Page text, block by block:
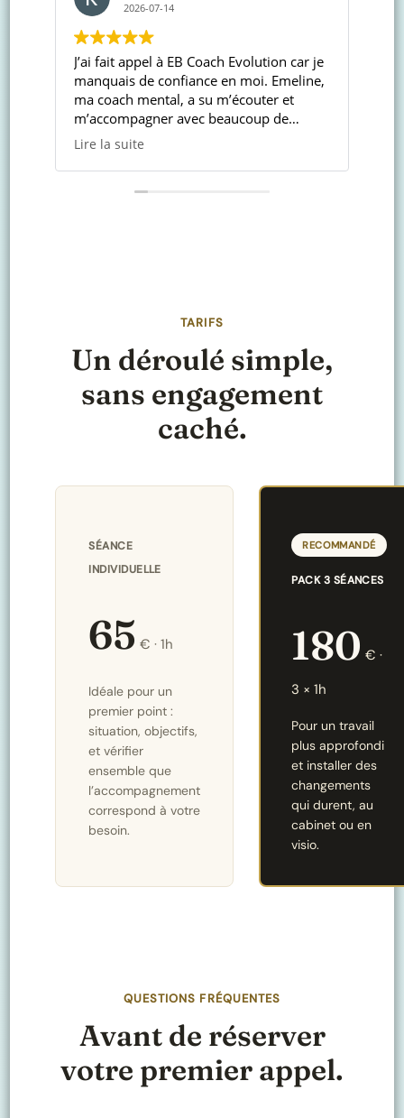
2026-07-14
fait appel à EB Coach Evolution car je
de confiance en moi. Emeline,
coach mental, a su m’écouter et
avec beaucoup de
Grâce à son aide, j’ai
vivement !
Elle est d’une
comprendre et
fait prendre
permet de
TARIFS
Un déroulé simple,
sans engagement
caché.
SÉANCE
INDIVIDUELLE
65 € · 1h
Idéale pour un
premier point :
situation, objectifs,
et vérifier
ensemble que
l’accompagnement
correspond à votre
besoin.
RECOMMANDÉ
PACK 3 SÉANCES
180 € ·
3 × 1h
Pour un travail
plus approfondi
et installer des
changements
qui durent, au
cabinet ou en
visio.
QUESTIONS FRÉQUENTES
Avant de réserver
votre premier appel.